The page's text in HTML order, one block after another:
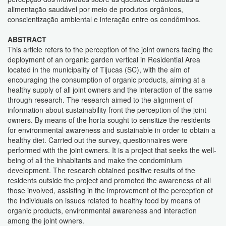
alimentação saudável por meio de produtos orgânicos,
conscientização ambiental e interação entre os condôminos.
ABSTRACT
This article refers to the perception of the joint owners facing the
deployment of an organic garden vertical in Residential Area
located in the municipality of Tijucas (SC), with the aim of
encouraging the consumption of organic products, aiming at a
healthy supply of all joint owners and the interaction of the same
through research. The research aimed to the alignment of
information about sustainability front the perception of the joint
owners. By means of the horta sought to sensitize the residents
for environmental awareness and sustainable in order to obtain a
healthy diet. Carried out the survey, questionnaires were
performed with the joint owners. It is a project that seeks the well-
being of all the inhabitants and make the condominium
development. The research obtained positive results of the
residents outside the project and promoted the awareness of all
those involved, assisting in the improvement of the perception of
the individuals on issues related to healthy food by means of
organic products, environmental awareness and interaction
among the joint owners.